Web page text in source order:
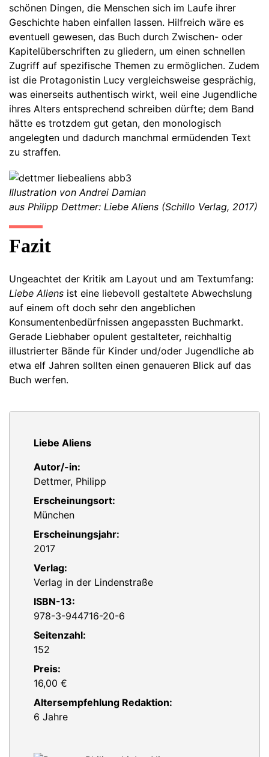
schönen Dingen, die Menschen sich im Laufe ihrer
Geschichte haben einfallen lassen. Hilfreich wäre es
eventuell gewesen, das Buch durch Zwischen- oder
Kapitelüberschriften zu gliedern, um einen schnellen
Zugriff auf spezifische Themen zu ermöglichen. Zudem
ist die Protagonistin Lucy vergleichsweise gesprächig,
was einerseits authentisch wirkt, weil eine Jugendliche
ihres Alters entsprechend schreiben dürfte; dem Band
hätte es trotzdem gut getan, den monologisch
angelegten und dadurch manchmal ermüdenden Text
zu straffen.
Illustration von Andrei Damian
aus Philipp Dettmer: Liebe Aliens (Schillo Verlag, 2017)
Fazit
Ungeachtet der Kritik am Layout und am Textumfang:
Liebe Aliens ist eine liebevoll gestaltete Abwechslung
auf einem oft doch sehr den angeblichen
Konsumentenbedürfnissen angepassten Buchmarkt.
Gerade Liebhaber opulent gestalteter, reichhaltig
illustrierter Bände für Kinder und/oder Jugendliche ab
etwa elf Jahren sollten einen genaueren Blick auf das
Buch werfen.
Liebe Aliens
Autor/-in:
Dettmer, Philipp
Erscheinungsort:
München
Erscheinungsjahr:
2017
Verlag:
Verlag in der Lindenstraße
ISBN-13:
978-3-944716-20-6
Seitenzahl:
152
Preis:
16,00 €
Altersempfehlung Redaktion:
6 Jahre